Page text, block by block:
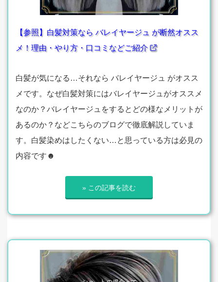
【参照】白髪対策なら バレイヤージュ が断然オスス
メ！理由・やり方・口コミなどご紹介
白髪が気になる…それなら バレイヤージュ がオスス
メです。なぜ白髪対策にはバレイヤージュがオススメ
なのか？バレイヤージュをするとどの様なメリットが
あるのか？などこちらのブログで徹底解説していま
す。白髪染めはしたくない…と思っている方は必見の
内容です☻
» この記事を読む